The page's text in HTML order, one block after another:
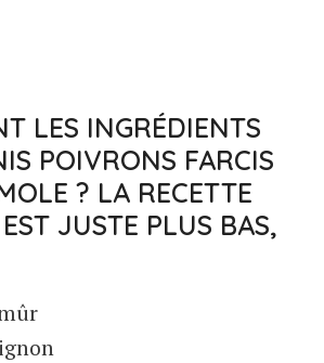
LES INGRÉDIENTS
POIVRONS FARCIS
? LA RECETTE
JUSTE PLUS BAS,